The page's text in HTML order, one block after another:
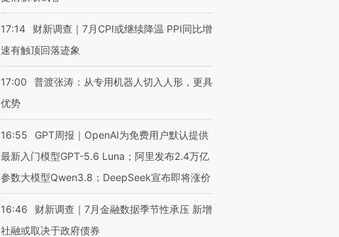
17:14
财新调查｜7月CPI或继续降温 PPI同比增
速有触顶回落迹象
17:00
普渡张涛：从专用机器人切入人形，更具
优势
16:55
GPT周报｜OpenAI为免费用户默认提供
最新入门模型GPT-5.6 Luna；阿里发布2.4万亿
参数大模型Qwen3.8；DeepSeek宣布即将涨价
16:46
财新调查｜7月金融数据季节性承压 新增
社融或取决于政府债券